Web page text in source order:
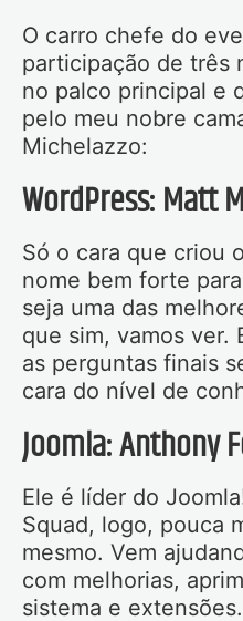
O carro chefe do
participação de três
no palco principal e
pelo meu nobre
Michelazzo:
WordPress: Matt
Só o cara que criou
nome bem forte
seja uma das
que sim, vamos ver.
as perguntas finais
cara do nível de
Joomla: Anthony
Ele é líder do
Squad, logo, pouca
mesmo. Vem
com melhorias,
sistema e extensões.